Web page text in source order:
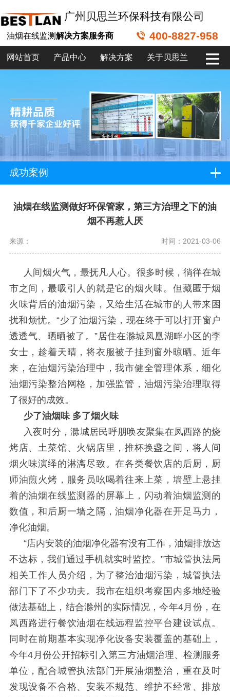
广州贝思兰环保科技有限公司
油烟在线监测解决方案服务商 400-8827-958
网站首页 产品中心 解决方案 关于贝思兰
成功案例
油烟在线监测做好环保管家，第三方治理之下的油
烟不再惹人厌
来源： 时间：2021-03-06
人间烟火气，最抚凡人心。很多时候，徜徉在城
市之间，最吸引人的就是它的烟火味。但藏匿于烟
火味背后的油烟污染，又给生活在城市的人带来困
扰和烦忧。“少了油烟污染，现在终于可以打开窗户
透透气、晒晒被了。”居住在滁城凤凰湖畔小区的李
女士，趁着天晴，将衣服被子挂到窗外晾晒。近年
来，在油烟污染治理中，我市健全管理体系，细化
油烟污染整治网格，加强监管，油烟污染治理取得
了很好的成效。
少了油烟味 多了烟火味
入夜时分，滁城居民呼朋唤友聚集在凤西路的烧
烤店、土菜馆、火锅店里，推杯换盏之间，将人间
烟火味演绎的淋漓尽致。在各类餐饮店的后厨，厨
师油煎火烤，服务员吆喝着往来上菜，墙壁上悬挂
着的油烟在线监测器的屏幕上，闪动着油烟监测的
数值 ，和后厨一墙之隔，油烟净化器在开足马力，
净化油烟。
“店内安装的油烟净化器有没有工作，油烟排放达
不达标，我们通过手机就实时监控。”市城管执法局
相关工作人员介绍，为了整治油烟污染，城管执法
部门下了不少功夫。我市在组织考察 国内多地经验
做法基础上，结合滁州的实际情况，今年4月份，在
凤西路进行餐饮油烟在线远程监控平台建设试点。
同时在前期基本实现净化设备安装覆盖的基础上，
今年4月份公开招标引入第三方油烟治理、检测服务
单位，配合城管执法部门开展油烟整治，重在及时
发现设备不合格、安装不规范、维护不经常、排放